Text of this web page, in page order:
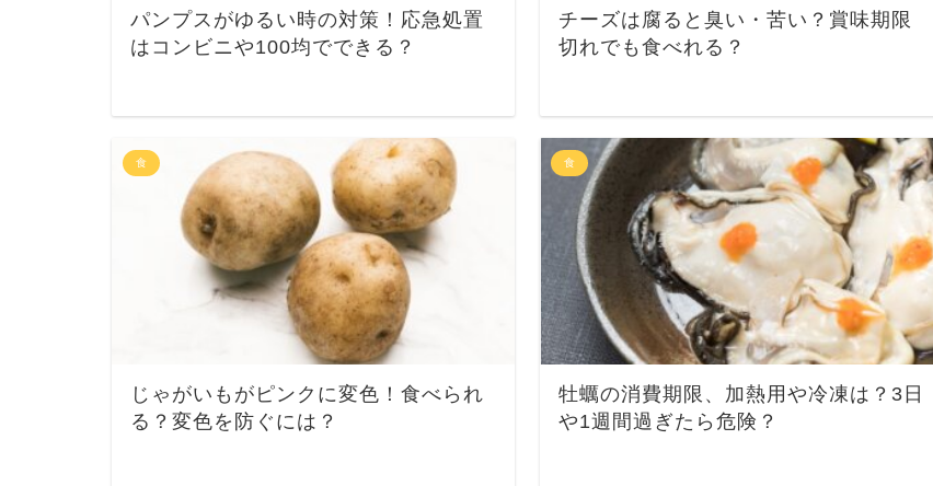
パンプスがゆるい時の対策！応急処置
はコンビニや100均でできる？
チーズは腐ると臭い・苦い？賞味期限
切れでも食べれる？
食
じゃがいもがピンクに変色！食べられ
る？変色を防ぐには？
食
牡蠣の消費期限、加熱用や冷凍は？3日
や1週間過ぎたら危険？